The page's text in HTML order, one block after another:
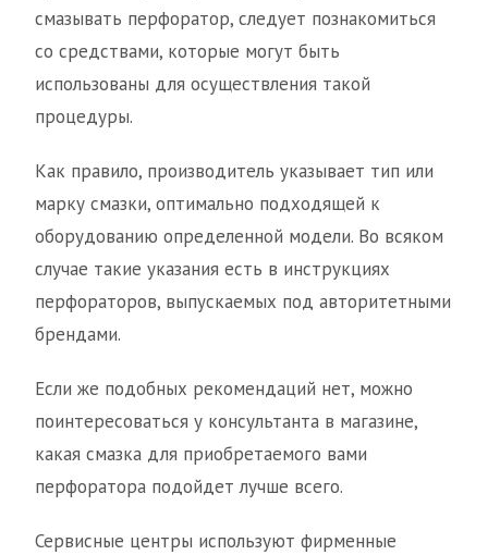
смазывать перфоратор, следует познакомиться
со средствами, которые могут быть
использованы для осуществления такой
процедуры.
Как правило, производитель указывает тип или
марку смазки, оптимально подходящей к
оборудованию определенной модели. Во всяком
случае такие указания есть в инструкциях
перфораторов, выпускаемых под авторитетными
брендами.
Если же подобных рекомендаций нет, можно
поинтересоваться у консультанта в магазине,
какая смазка для приобретаемого вами
перфоратора подойдет лучше всего.
Сервисные центры используют фирменные